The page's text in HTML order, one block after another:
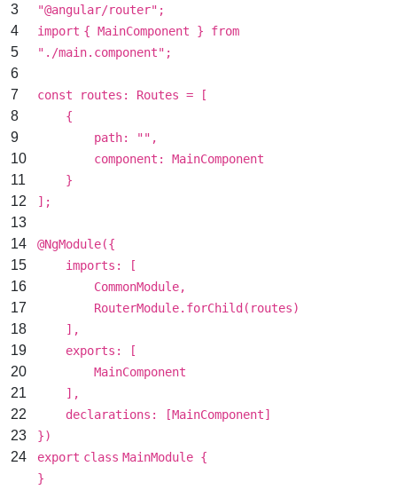
3
4
5
6
7
8
9
10
11
12
13
14
15
16
17
18
19
20
21
22
23
24
"@angular/router" ;
import { MainComponent } from
"./main.component" ;
const routes: Routes = [
{
path:
"" ,
component: MainComponent
}
];
@NgModule({
imports: [
CommonModule,
RouterModule.forChild(routes)
],
exports: [
MainComponent
],
declarations: [MainComponent]
})
export class MainModule {
}